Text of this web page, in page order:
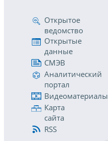
Открытое
ведомство
Открытые
данные
СМЭВ
Аналитический
портал
Видеоматериалы
Карта
сайта
RSS